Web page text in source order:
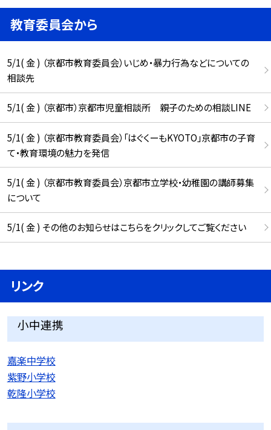
教育委員会から
5/1( 金 ) （京都市教育委員会）いじめ・暴力行為などについての
相談先
5/1( 金 ) （京都市）京都市児童相談所 親子のための相談LINE
5/1( 金 ) （京都市教育委員会）「はぐくーもKYOTO」京都市の子育
て・教育環境の魅力を発信
5/1( 金 ) （京都市教育委員会）京都市立学校・幼稚園の講師募集
について
5/1( 金 ) その他のお知らせはこちらをクリックしてご覧ください
リンク
小中連携
嘉楽中学校
紫野小学校
乾隆小学校